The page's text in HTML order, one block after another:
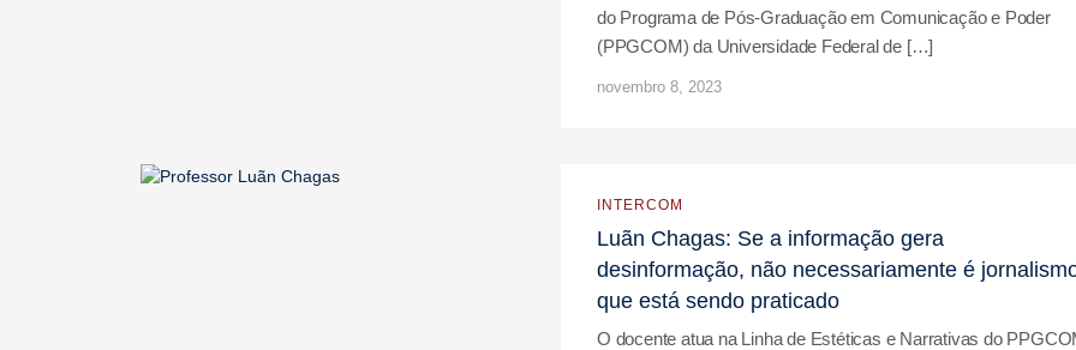
do Programa de Pós-Graduação em Comunicação e Poder
(PPGCOM) da Universidade Federal de […]
novembro 8, 2023
INTERCOM
Luãn Chagas: Se a informação gera
desinformação, não necessariamente é
que está sendo praticado
O docente atua na Linha de Estéticas e Narrativas do